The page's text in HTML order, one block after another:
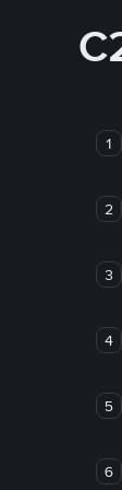
1
2
3
4
5
6